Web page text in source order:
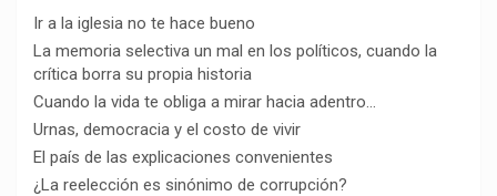
Ir a la iglesia no te hace bueno
La memoria selectiva un mal en los políticos, cuando la
crítica borra su propia historia
Cuando la vida te obliga a mirar hacia adentro…
Urnas, democracia y el costo de vivir
El país de las explicaciones convenientes
¿La reelección es sinónimo de corrupción?